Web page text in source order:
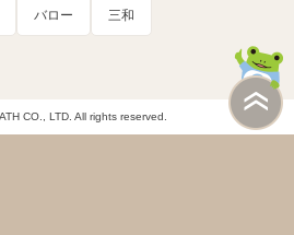
バロー 三和
CO., LTD. All rights reserved.